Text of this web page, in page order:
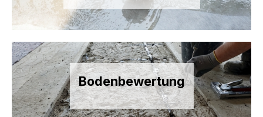
Bodenbewertung